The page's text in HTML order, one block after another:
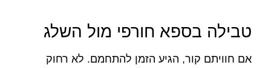
טבילה בספא חורפי מול השלג
אם חוויתם קור, הגיע הזמן להתחמם. לא רחוק